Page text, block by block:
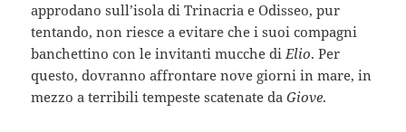
approdano sull’isola di Trinacria e Odisseo, pur
tentando, non riesce a evitare che i suoi compagni
banchettino con le invitanti mucche diElio. Per
questo, dovranno affrontare nove giorni in mare, in
mezzo a terribili tempeste scatenate daGiove.